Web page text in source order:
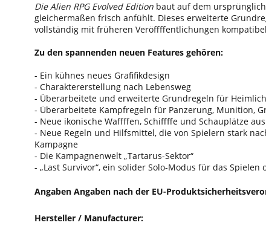
Die Alien RPG Evolved Edition baut auf dem
gleichermaßen frisch anfühlt. Dieses erweiterte
vollständig mit früheren Veröffffentlichungen
Zu den spannenden neuen Features gehören:
- Ein kühnes neues Grafifikdesign
- Charaktererstellung nach Lebensweg
- Überarbeitete und erweiterte Grundregeln für
- Überarbeitete Kampfregeln für Panzerung, Munition,
- Neue ikonische Waffffen, Schiffffe und Schauplätze
- Neue Regeln und Hilfsmittel, die von Spielern stark
Kampagne
- Die Kampagnenwelt „Tartarus-Sektor“
- „Last Survivor“, ein solider Solo-Modus für das Spielen
Angaben Angaben nach der EU-
Hersteller / Manufacturer: